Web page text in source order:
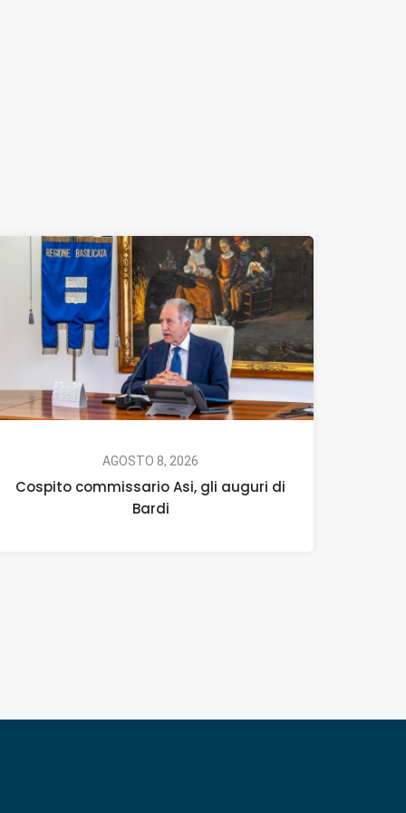
AGOSTO 8, 2026
Cospito commissario Asi, gli auguri di
Bardi